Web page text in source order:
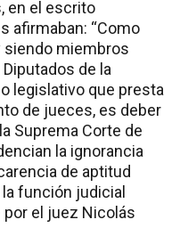
en el escrito
afirmaban: “Como
siendo miembros
de la
legislativo que presta
de jueces, es deber
Suprema Corte de
la ignorancia
de aptitud
función judicial
el juez Nicolás